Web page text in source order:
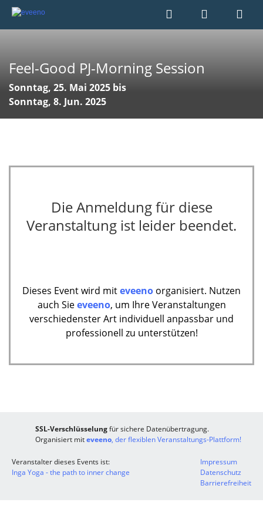
Feel-Good PJ-Morning Session
Sonntag, 25. Mai 2025 bis
Sonntag, 8. Jun. 2025
Die Anmeldung für diese
Veranstaltung ist leider beendet.
Dieses Event wird miteveeno organisiert. Nutzen
auch Sieeveeno, um Ihre Veranstaltungen
verschiedenster Art individuell anpassbar und
professionell zu unterstützen!
SSL-Verschlüsselungfür sichere Datenübertragung.
Organisiert miteveeno, der flexiblen Veranstaltungs-Plattform!
Veranstalter dieses Events ist:
Inga Yoga - the path to inner change
Impressum
Datenschutz
Barrierefreiheit